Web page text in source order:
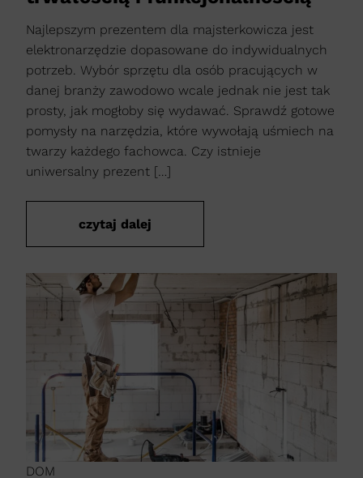
Najlepszym prezentem dla majsterkowicza jest
elektronarzędzie dopasowane do indywidualnych
potrzeb. Wybór sprzętu dla osób pracujących w
danej branży zawodowo wcale jednak nie jest tak
prosty, jak mogłoby się wydawać. Sprawdź gotowe
pomysły na narzędzia, które wywołają uśmiech na
twarzy każdego fachowca. Czy istnieje
uniwersalny prezent […]
czytaj dalej
DOM